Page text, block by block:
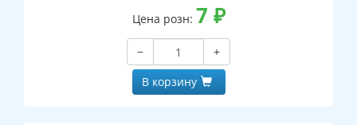
Цена розн: 7 ₽
−
+
В корзину